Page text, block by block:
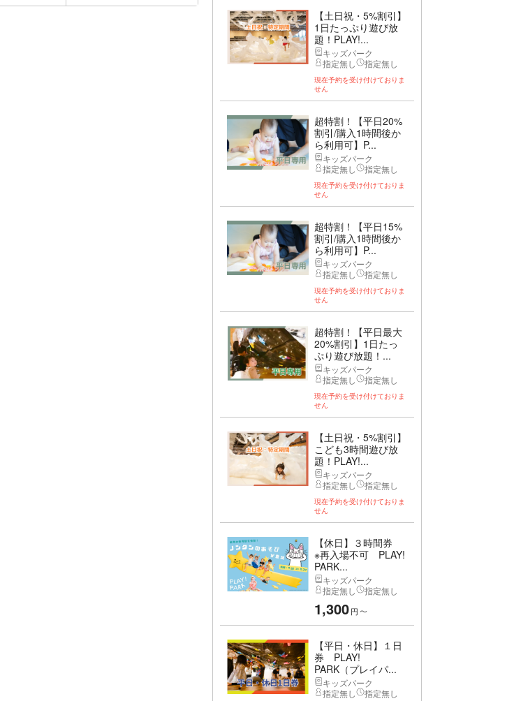
【土日祝・5%割引】
1日たっぷり遊び放
題！PLAY!...
キッズパーク
指定無し
指定無し
現在予約を受け付けておりま
せん
超特割！【平日20%
割引/購入1時間後か
ら利用可】P...
キッズパーク
指定無し
指定無し
現在予約を受け付けておりま
せん
超特割！【平日15%
割引/購入1時間後か
ら利用可】P...
キッズパーク
指定無し
指定無し
現在予約を受け付けておりま
せん
超特割！【平日最大
20%割引】1日たっ
ぷり遊び放題！...
キッズパーク
指定無し
指定無し
現在予約を受け付けておりま
せん
【土日祝・5%割引】
こども3時間遊び放
題！PLAY!...
キッズパーク
指定無し
指定無し
現在予約を受け付けておりま
せん
【休日】３時間券
※再入場不可 PLAY!
PARK...
キッズパーク
指定無し
指定無し
1,300円 〜
【平日・休日】１日
券 PLAY!
PARK（プレイパ...
キッズパーク
指定無し
指定無し